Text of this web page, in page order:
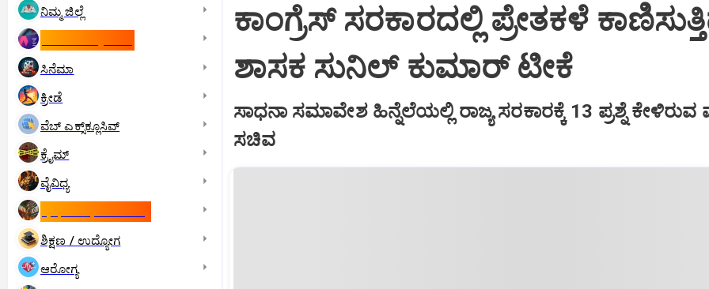
ನಿಮ್ಮ ಜಿಲ್ಲೆ
ಸಿನೆಮಾ
ಕ್ರೀಡೆ
ವೆಬ್ ಎಕ್ಸ್‌ಕ್ಲೂಸಿವ್
ಕ್ರೈಮ್
ವೈವಿಧ್ಯ
ಶಿಕ್ಷಣ / ಉದ್ಯೋಗ
ಆರೋಗ್ಯ
ಕಾಂಗ್ರೆಸ್‌ ಸರಕಾರದಲ್ಲಿ ಪ್ರೇತಕಳೆ
ಶಾಸಕ ಸುನಿಲ್‌ ಕುಮಾರ್‌ ಟೀಕೆ
ಸಾಧನಾ ಸಮಾವೇಶ ಹಿನ್ನೆಲೆಯಲ್ಲಿ ರಾಜ್ಯ ಸರಕಾರಕ್ಕೆ 13 ಪ್ರಶ್ನೆ
ಸಚಿವ